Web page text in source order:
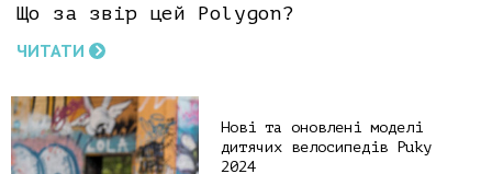
Що за звір цей Polygon?
ЧИТАТИ
Нові та оновлені моделі
дитячих велосипедів Puky
2024